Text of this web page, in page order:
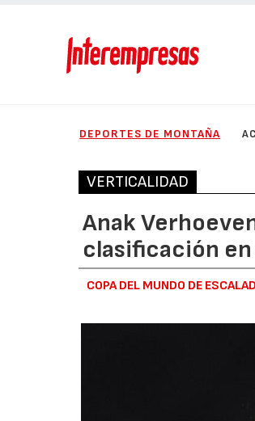
DEPORTES DE MONTAÑA
VERTICALIDAD
Anak
clasificación
COPA DEL MUNDO DE